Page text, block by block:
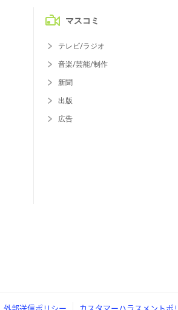
マスコミ
テレビ/ラジオ
音楽/芸能/制作
新聞
出版
広告